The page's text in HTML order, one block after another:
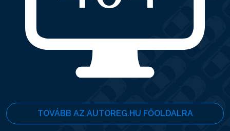
TOVÁBB AZ AUTOREG.HU FŐOLDALRA